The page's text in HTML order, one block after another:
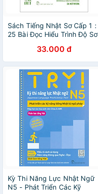
Sách Tiếng Nhật Sơ Cấp 1 :
25 Bài Đọc Hiểu Trình Độ Sơ
33.000 đ
Kỳ Thi Năng Lực Nhật Ngữ
N5 - Phát Triển Các Kỹ